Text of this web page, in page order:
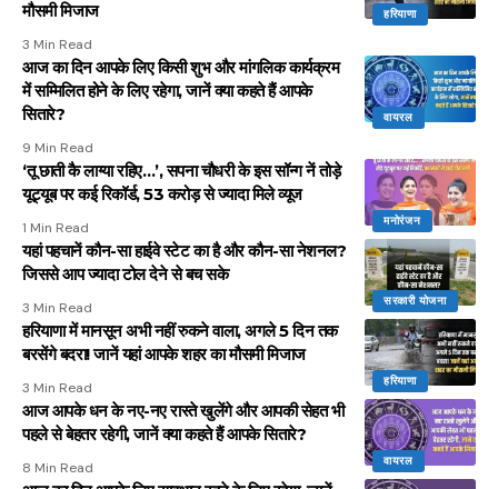
हरियाणा
मौसमी मिजाज
3 Min Read
वायरल
आज का दिन आपके लिए किसी शुभ और मांगलिक कार्यक्रम
में सम्मिलित होने के लिए रहेगा, जानें क्या कहते हैं आपके
सितारे?
9 Min Read
मनोरंजन
‘तू छाती कै लाग्या रहिए…’, सपना चौधरी के इस सॉन्ग नें तोड़े
यूट्यूब पर कई रिकॉर्ड, 53 करोड़ से ज्यादा मिले व्यूज
1 Min Read
सरकारी योजना
यहां पहचानें कौन-सा हाईवे स्टेट का है और कौन-सा नेशनल?
जिससे आप ज्यादा टोल देने से बच सके
3 Min Read
हरियाणा
हरियाणा में मानसून अभी नहीं रुकने वाला, अगले 5 दिन तक
बरसेंगे बदरा! जानें यहां आपके शहर का मौसमी मिजाज
3 Min Read
वायरल
आज आपके धन के नए-नए रास्ते खुलेंगे और आपकी सेहत भी
पहले से बेहतर रहेगी, जानें क्या कहते हैं आपके सितारे?
8 Min Read